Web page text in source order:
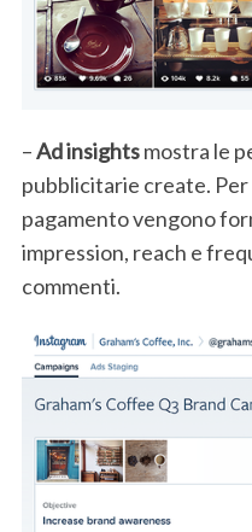
–Ad insightsmostra le
pubblicitarie create.
pagamento vengono
impression, reach e
commenti.